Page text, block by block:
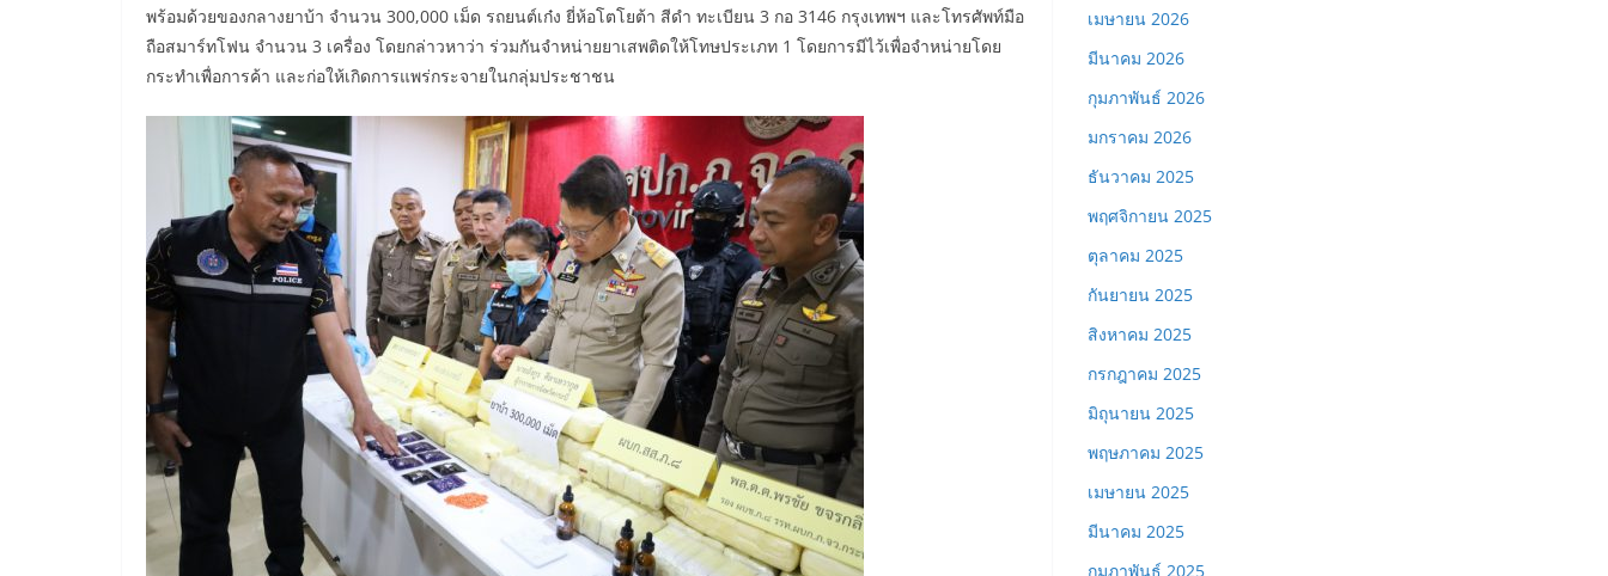
พร้อมด้วยของกลางยาบ้า จำนวน 300,000 เม็ด รถยนต์เก๋ง ยี่ห้อโตโยต้า สีดำ ทะเบียน 3 กอ 3146 กรุงเทพฯ และโทรศัพท์มือ
ถือสมาร์ทโฟน จำนวน 3 เครื่อง โดยกล่าวหาว่า ร่วมกันจำหน่ายยาเสพติดให้โทษประเภท 1 โดยการมีไว้เพื่อจำหน่ายโดย
กระทำเพื่อการค้า และก่อให้เกิดการแพร่กระจายในกลุ่มประชาชน
เมษายน 2026
มีนาคม 2026
กุมภาพันธ์ 2026
มกราคม 2026
ธันวาคม 2025
พฤศจิกายน 2025
ตุลาคม 2025
กันยายน 2025
สิงหาคม 2025
กรกฎาคม 2025
มิถุนายน 2025
พฤษภาคม 2025
เมษายน 2025
มีนาคม 2025
กุมภาพันธ์ 2025